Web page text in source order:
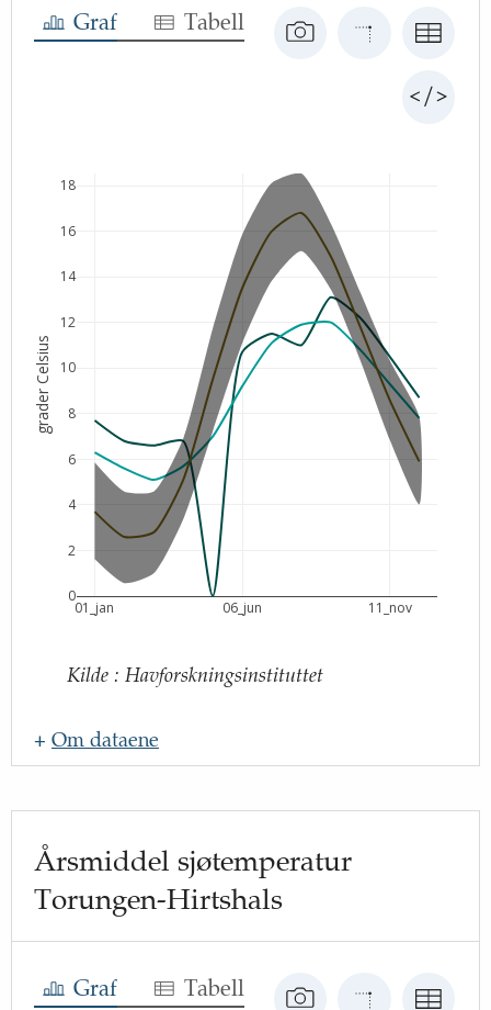
Graf Tabell
01_jan 06_jun 11_nov
0
2
4
6
8
10
12
14
16
18
grader Celsius
Kilde : Havforskningsinstituttet
+ Om dataene
Oppdateringsfrekvens
Kilde:
Lenke til kilde: http://www.imr.no
Årsmiddel sjøtemperatur
Torungen-Hirtshals
Graf Tabell